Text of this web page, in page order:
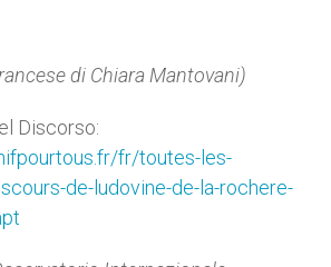
di Chiara Mantovani)
Discorso:
fr/toutes-les-
de-ludovine-de-la-rochere-